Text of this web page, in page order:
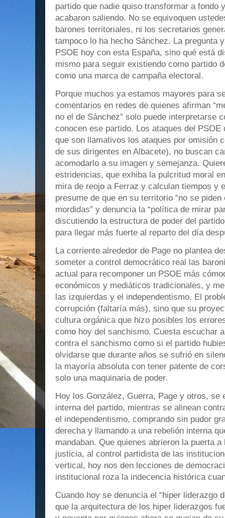
partido que nadie quiso transformar a fondo
acabaron saliendo. No se equivoquen
barones territoriales, ni los secretarios
tampoco lo ha hecho Sánchez. La pregunta
PSOE hoy con esta España, sino qué está
mismo para seguir existiendo como partido
como una marca de campaña electoral.
Porque muchos ya estamos mayores para
comentarios en redes de quienes afirman
no el de Sánchez” solo puede interpretarse
conocen ese partido. Los ataques del
que son llamativos los ataques por omisión
de sus dirigentes en Albacete), no buscan
acomodarlo a su imagen y semejanza.
estridencias, que exhiba la pulcritud moral
mira de reojo a Ferraz y calculan tiempos y
presume de que en su territorio “no se
mordidas” y denuncia la “política de mirar
discutiendo la estructura de poder del
para llegar más fuerte al reparto del día
La corriente alrededor de Page no plantea
someter a control democrático real las
actual para recomponer un PSOE más
económicos y mediáticos tradicionales, y
las izquierdas y el independentismo. El
corrupción (faltaría más), sino que su
cultura orgánica que hizo posibles los
como hoy del sanchismo. Cuesta escuchar
contra el sanchismo como si el partido
olvidarse que durante años se sufrió en
la mayoría absoluta con tener patente de
solo una maquinaria de poder.
Hoy los González, Guerra, Page y otros, se
interna del partido, mientras se alinean
el independentismo, comprando sin pudor
derecha y llamando a una rebelión interna
mandaban. Que quienes abrieron la puerta
justicia, al control partidista de las
vertical, hoy nos den lecciones de
institucional roza la indecencia histórica
Cuando hoy se denuncia el “hiper liderazgo
que la arquitectura de los hiper liderazgos